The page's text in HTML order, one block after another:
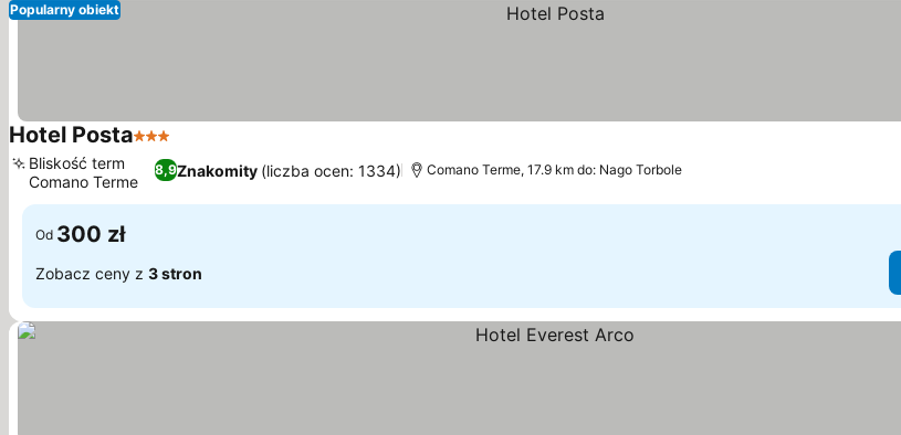
Popularny obiekt
Hotel Posta3 Kategoria
8,9Znakomity (liczba ocen: 1334)
Bliskość term
Comano Terme
Comano Terme, 17.9 km do: Nago Torbole
Od 300 zł
Zobacz ceny z 3 stron